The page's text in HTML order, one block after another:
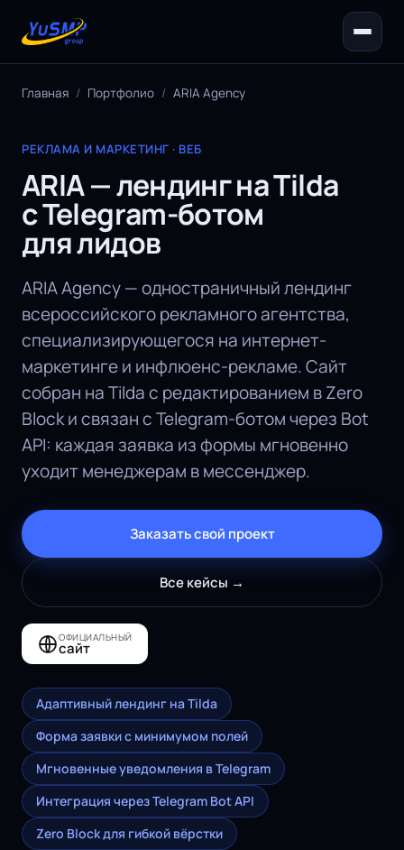
Главная / Портфолио / ARIA Agency
РЕКЛАМА И МАРКЕТИНГ · ВЕБ
ARIA — лендинг на Tilda
с Telegram-ботом
для лидов
ARIA Agency — одностраничный лендинг
всероссийского рекламного агентства,
специализирующегося на интернет-
маркетинге и инфлюенс-рекламе. Сайт
собран на Tilda с редактированием в Zero
Block и связан с Telegram-ботом через Bot
API: каждая заявка из формы мгновенно
уходит менеджерам в мессенджер.
Заказать свой проект
Все кейсы →
ОФИЦИАЛЬНЫЙ
сайт
Адаптивный лендинг на Tilda
Форма заявки с минимумом полей
Мгновенные уведомления в Telegram
Интеграция через Telegram Bot API
Zero Block для гибкой вёрстки